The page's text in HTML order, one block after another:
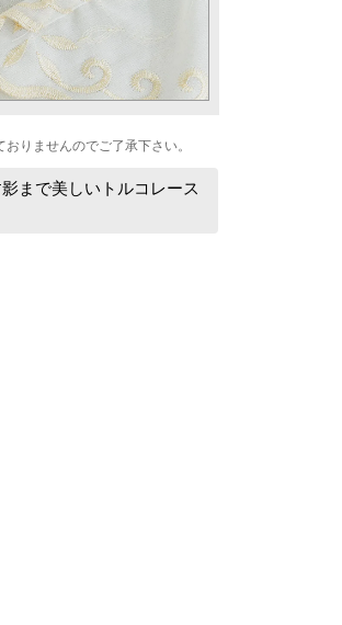
りませんのでご了承下さい。
まで美しいトルコレース